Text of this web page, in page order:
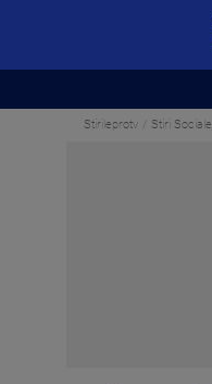
Stirileprotv Stiri Sociale